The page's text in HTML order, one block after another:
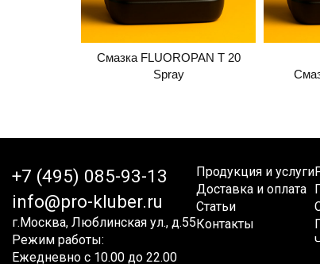
Cмазка FLUOROPAN T 20
Spray
+7 (495) 085-93-13
info@pro-kluber.ru
г.Москва, Люблинская ул., д.55
Режим работы:
Ежедневно с 10.00 до 22.00
Продукция и услуги
Доставка и оплата
Статьи
Контакты